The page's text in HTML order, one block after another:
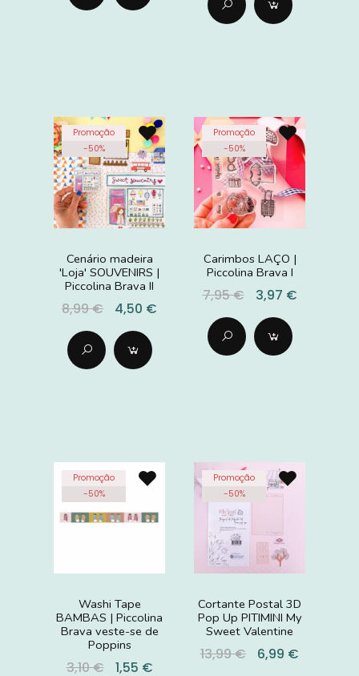
Promoção
-50%
Cenário madeira
'Loja' SOUVENIRS |
Piccolina Brava II
8,99 € 4,50 €
Promoção
-50%
Carimbos LAÇO |
Piccolina Brava I
7,95 € 3,97 €
Promoção
-50%
Washi Tape
BAMBAS | Piccolina
Brava veste-se de
Poppins
3,10 € 1,55 €
Promoção
-50%
Cortante Postal 3D
Pop Up PITIMINI My
Sweet Valentine
13,99 € 6,99 €